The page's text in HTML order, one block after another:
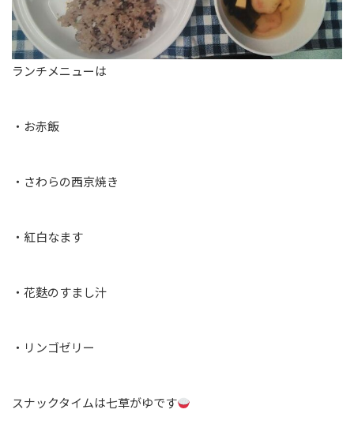
ランチメニューは
・お赤飯
・さわらの西京焼き
・紅白なます
・花麩のすまし汁
・リンゴゼリー
スナックタイムは七草がゆです